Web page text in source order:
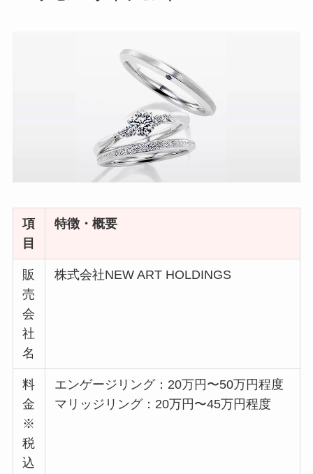
項
目
特徴・概要
販
売
会
社
名
株式会社NEW ART HOLDINGS
料
金
※
税
込
エンゲージリング：20万円〜50万円程度
マリッジリング：20万円〜45万円程度